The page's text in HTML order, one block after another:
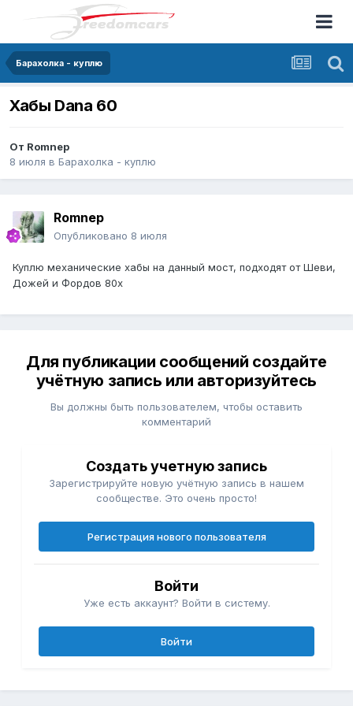
Барахолка - куплю
Хабы Dana 60
От Romnep
8 июля в Барахолка - куплю
Romnep
Опубликовано 8 июля
Куплю механические хабы на данный мост, подходят от Шеви,
Дожей и Фордов 80х
Для публикации сообщений создайте
учётную запись или авторизуйтесь
Вы должны быть пользователем, чтобы оставить
комментарий
Создать учетную запись
Зарегистрируйте новую учётную запись в нашем
сообществе. Это очень просто!
Регистрация нового пользователя
Войти
Уже есть аккаунт? Войти в систему.
Войти